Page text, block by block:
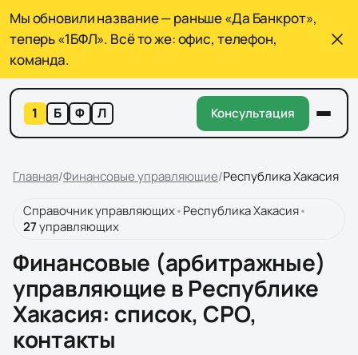
Мы обновили название — раньше «Да Банкрот»,
теперь «1БФЛ». Всё то же: офис, телефон,
команда.
1 Б Ф Л Консультация
Главная/Финансовые управляющие/Республика Хакасия
Справочник управляющих•Республика Хакасия•
27управляющих
Финансовые (арбитражные)
управляющие в Республике
Хакасия: список, СРО,
контакты